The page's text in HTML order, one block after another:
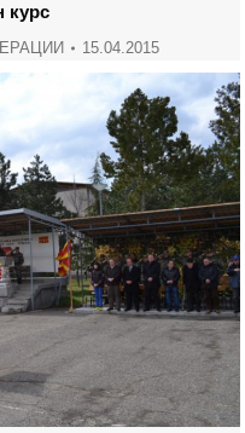
курс
15.04.2015